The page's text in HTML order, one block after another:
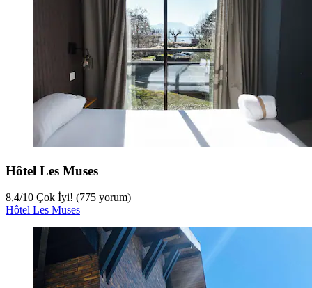
Hôtel Les Muses
8,4/10 Çok İyi! (775 yorum)
Hôtel Les Muses